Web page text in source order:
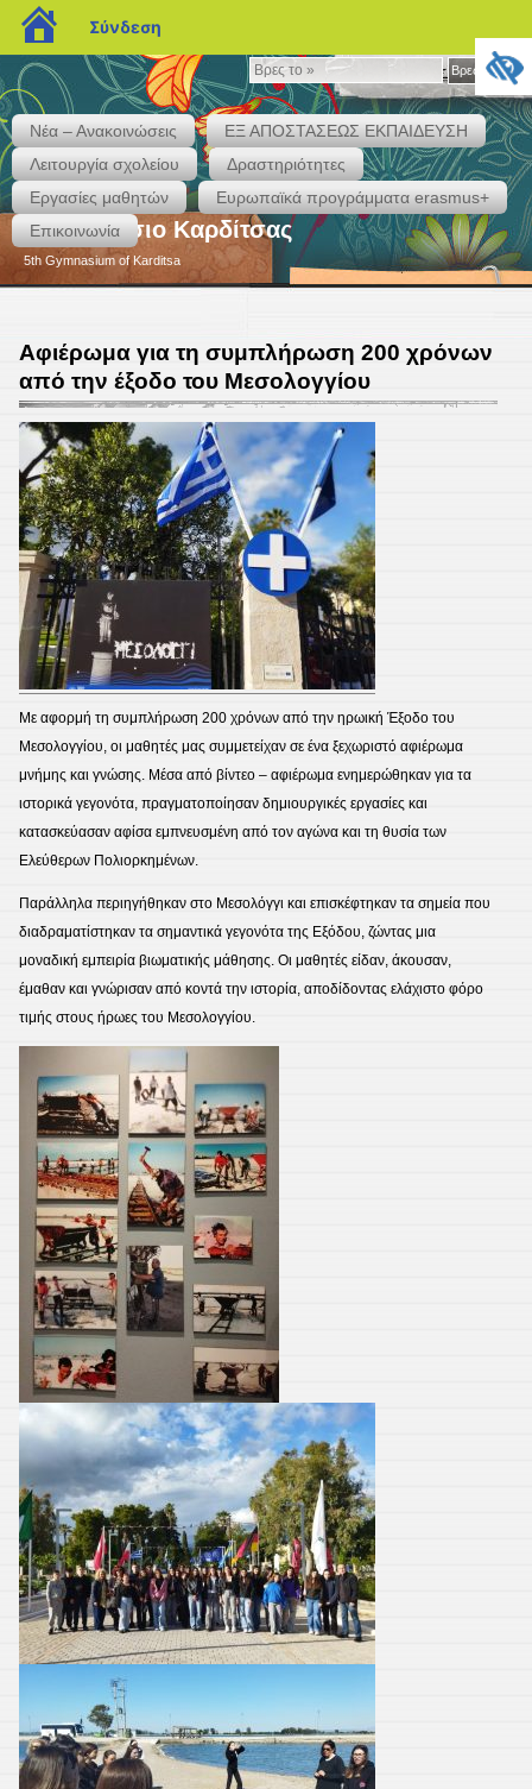
Βρες
το
»
Βρες το »
Νέα – Ανακοινώσεις
ΕΞ ΑΠΟΣΤΑΣΕΩΣ ΕΚΠΑΙΔΕΥΣΗ
Λειτουργία σχολείου
Δραστηριότητες
Εργασίες μαθητών
Eυρωπαϊκά προγράμματα erasmus+
Επικοινωνία
5ο Γυμνάσιο Καρδίτσας
5th Gymnasium of Karditsa
Αφιέρωμα για τη συμπλήρωση 200 χρόνων
από την έξοδο του Μεσολογγίου
Με αφορμή τη συμπλήρωση 200 χρόνων από την ηρωική Έξοδο του
Μεσολογγίου, οι μαθητές μας συμμετείχαν σε ένα ξεχωριστό αφιέρωμα
μνήμης και γνώσης. Μέσα από βίντεο – αφιέρωμα ενημερώθηκαν για τα
ιστορικά γεγονότα, πραγματοποίησαν δημιουργικές εργασίες και
κατασκεύασαν αφίσα εμπνευσμένη από τον αγώνα και τη θυσία των
Ελεύθερων Πολιορκημένων.
Παράλληλα περιηγήθηκαν στο Μεσολόγγι και επισκέφτηκαν τα σημεία που
διαδραματίστηκαν τα σημαντικά γεγονότα της Εξόδου, ζώντας μια
μοναδική εμπειρία βιωματικής μάθησης. Οι μαθητές είδαν, άκουσαν,
έμαθαν και γνώρισαν από κοντά την ιστορία, αποδίδοντας ελάχιστο φόρο
τιμής στους ήρωες του Μεσολογγίου.
blogs.sch.gr
Σύνδεση